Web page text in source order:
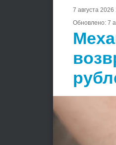
7 августа 2026
Обновлено: 7